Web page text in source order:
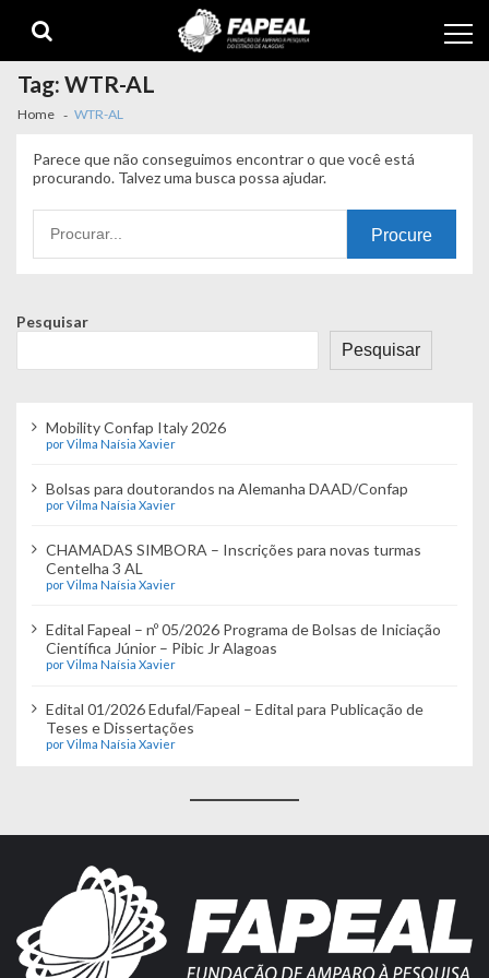
navigation
content
Tag:WTR-AL
Home WTR-AL
Parece que não conseguimos encontrar o que você está
procurando. Talvez uma busca possa ajudar.
por:
Pesquisar
Pesquisar
Mobility Confap Italy 2026
por Vilma Naísia Xavier
Bolsas para doutorandos na Alemanha DAAD/Confap
por Vilma Naísia Xavier
CHAMADAS SIMBORA – Inscrições para novas turmas
Centelha 3 AL
por Vilma Naísia Xavier
Edital Fapeal – nº 05/2026 Programa de Bolsas de Iniciação
Científica Júnior – Pibic Jr Alagoas
por Vilma Naísia Xavier
Edital 01/2026 Edufal/Fapeal – Edital para Publicação de
Teses e Dissertações
por Vilma Naísia Xavier